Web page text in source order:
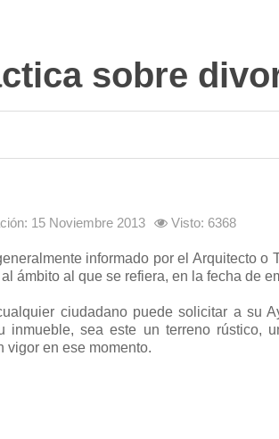
sobre
15 Noviembre 2013 Visto: 6368
informado por el Arquitecto o
ámbito al que se refiera, en la fecha de
ciudadano puede solicitar a su
sea este un terreno rústico,
vigor en ese momento.